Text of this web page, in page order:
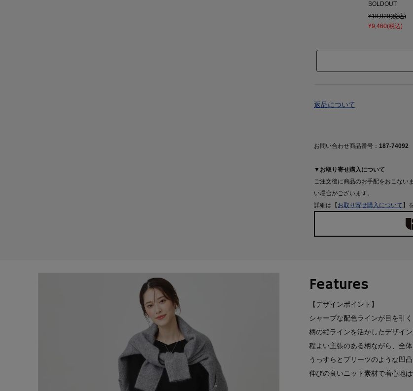
SOLDOUT
¥18,920(税込)
¥9,460(税込)
返品について
お問い合わせ商品番号： 187-74092
▼お取り寄せ購入について
ご注文後に商品のお手配をおこない
い場合がございます。
詳細は【 お取り寄せ購入について 】
Features
【デザインポイント】
シャープな配色ラインが目を引
柄の縦ラインを活かしたデザイ
程よい主張のある柄ながら、全
うっすらとプリーツのような凹
伸びの良いニット素材で着心地